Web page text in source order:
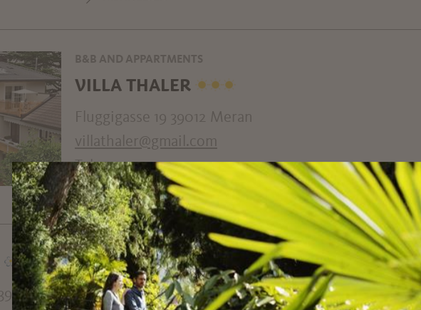
B&B AND APPARTMENTS
VILLA THALER
Fluggigasse 19 39012 Meran
villathaler@gmail.com
Tel.+39 0473 237935
MEHR LESEN
Meran